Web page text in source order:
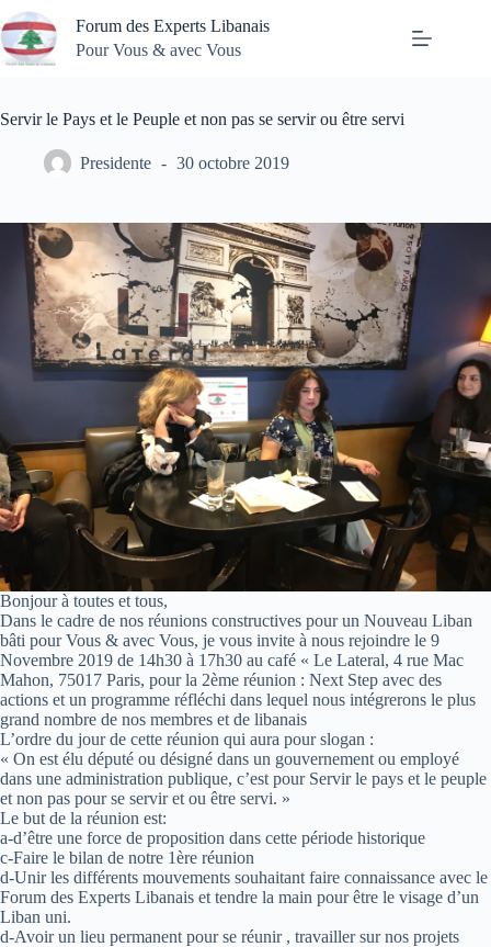
Passer
au
contenu
Forum des Experts Libanais
Pour Vous & avec Vous
Servir le Pays et le Peuple et non pas se servir ou être servi
Presidente 30 octobre 2019
Bonjour à toutes et tous,
Dans le cadre de nos réunions constructives pour un Nouveau Liban
bâti pour Vous & avec Vous, je vous invite à nous rejoindre le 9
Novembre 2019 de 14h30 à 17h30 au café « Le Lateral, 4 rue Mac
Mahon, 75017 Paris, pour la 2ème réunion : Next Step avec des
actions et un programme réfléchi dans lequel nous intégrerons le plus
grand nombre de nos membres et de libanais
L’ordre du jour de cette réunion qui aura pour slogan :
« On est élu député ou désigné dans un gouvernement ou employé
dans une administration publique, c’est pour Servir le pays et le peuple
et non pas pour se servir et ou être servi. »
Le but de la réunion est:
a-d’être une force de proposition dans cette période historique
c-Faire le bilan de notre 1ère réunion
d-Unir les différents mouvements souhaitant faire connaissance avec le
Forum des Experts Libanais et tendre la main pour être le visage d’un
Liban uni.
d-Avoir un lieu permanent pour se réunir , travailler sur nos projets